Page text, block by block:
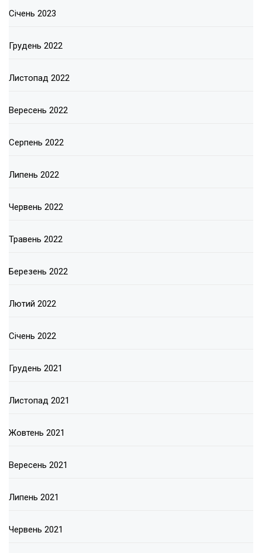
Січень 2023
Грудень 2022
Листопад 2022
Вересень 2022
Серпень 2022
Липень 2022
Червень 2022
Травень 2022
Березень 2022
Лютий 2022
Січень 2022
Грудень 2021
Листопад 2021
Жовтень 2021
Вересень 2021
Липень 2021
Червень 2021